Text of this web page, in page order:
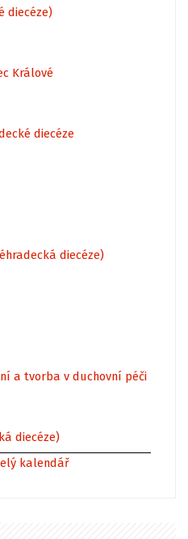
diecéze)
Králové
diecéze
diecéze)
a tvorba v duchovní péči
diecéze)
kalendář